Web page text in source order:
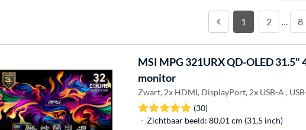
1 2 … 8
MSI MPG 321URX QD-OLED 31.5"
monitor
Zwart, 2x HDMI, DisplayPort, 2x USB-A ,
(30)
Zichtbaar beeld: 80,01 cm (31,5 inch)